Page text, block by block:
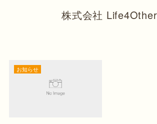
株式会社
お知らせ